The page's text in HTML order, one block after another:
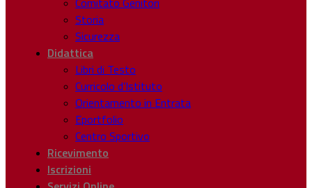
Storia
Sicurezza
Didattica
Libri di Testo
Curricolo d’Istituto
Orientamento in Entrata
Eportfolio
Centro Sportivo
Ricevimento
Iscrizioni